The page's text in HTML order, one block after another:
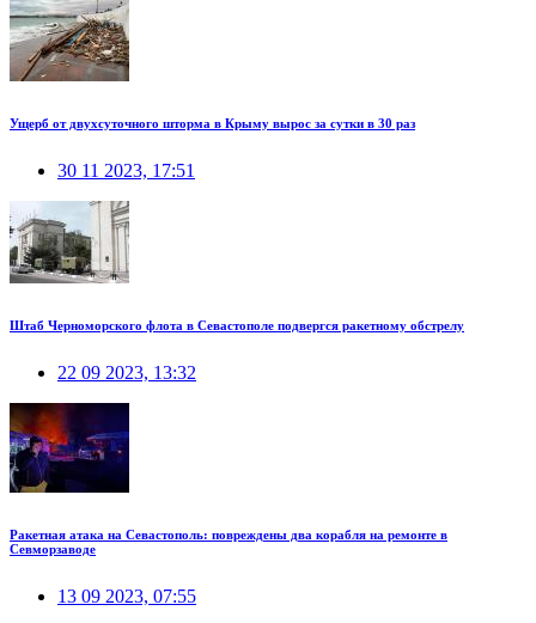
Ущерб от двухсуточного шторма в Крыму вырос за сутки в 30 раз
30 11 2023, 17:51
Штаб Черноморского флота в Севастополе подвергся ракетному обстрелу
22 09 2023, 13:32
Ракетная атака на Севастополь: повреждены два корабля на ремонте в
Севморзаводе
13 09 2023, 07:55